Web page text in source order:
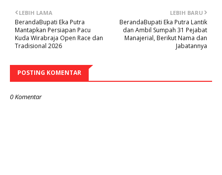
LEBIH BARU
BerandaBupati Eka Putra Lantik
dan Ambil Sumpah 31 Pejabat
Manajerial, Berikut Nama dan
Jabatannya
LEBIH LAMA
BerandaBupati Eka Putra
Mantapkan Persiapan Pacu
Kuda Wirabraja Open Race dan
Tradisional 2026
POSTING KOMENTAR
0 Komentar